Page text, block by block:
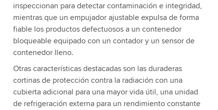
inspeccionan para detectar contaminación e integridad,
mientras que un empujador ajustable expulsa de forma
fiable los productos defectuosos a un contenedor
bloqueable equipado con un contador y un sensor de
contenedor lleno.
Otras características destacadas son las duraderas
cortinas de protección contra la radiación con una
cubierta adicional para una mayor vida útil, una unidad
de refrigeración externa para un rendimiento constante